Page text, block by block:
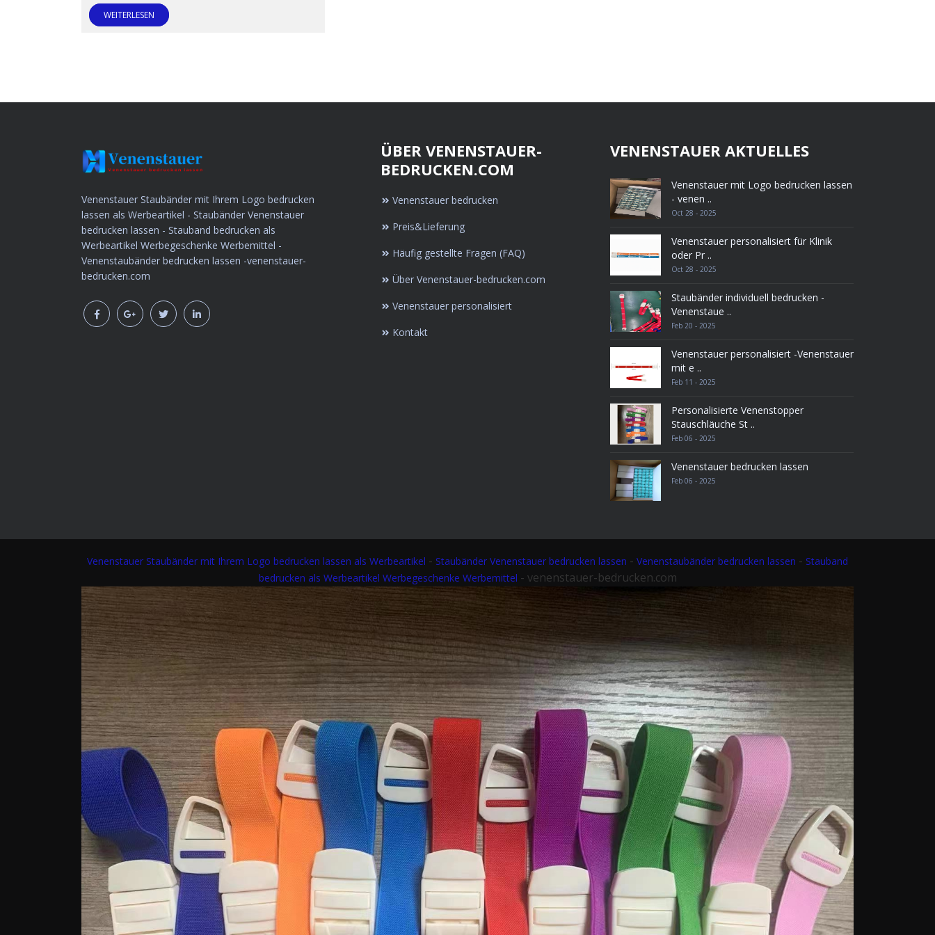
WEITERLESEN
Venenstauer Staubänder mit Ihrem Logo bedrucken
lassen als Werbeartikel - Staubänder Venenstauer
bedrucken lassen - Stauband bedrucken als
Werbeartikel Werbegeschenke Werbemittel -
Venenstaubänder bedrucken lassen -venenstauer-
bedrucken.com
ÜBER VENENSTAUER-
BEDRUCKEN.COM
Venenstauer bedrucken
Preis&Lieferung
Häufig gestellte Fragen (FAQ)
Über Venenstauer-bedrucken.com
Venenstauer personalisiert
Kontakt
VENENSTAUER AKTUELLES
Venenstauer mit Logo bedrucken lassen
- venen ..
Oct 28 - 2025
Venenstauer personalisiert für Klinik
oder Pr ..
Oct 28 - 2025
Staubänder individuell bedrucken -
Venenstaue ..
Feb 20 - 2025
Venenstauer personalisiert -Venenstauer
mit e ..
Feb 11 - 2025
Personalisierte Venenstopper
Stauschläuche St ..
Feb 06 - 2025
Venenstauer bedrucken lassen
Feb 06 - 2025
Venenstauer Staubänder mit Ihrem Logo bedrucken lassen als Werbeartikel - Staubänder Venenstauer bedrucken lassen - Venenstaubänder bedrucken lassen - Stauband
bedrucken als Werbeartikel Werbegeschenke Werbemittel - venenstauer-bedrucken.com